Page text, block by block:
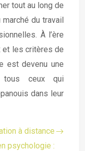
tout au long de
marché du travail
À l’ère
et les critères de
est devenu une
tous ceux qui
dans leur
à distance
psychologie :